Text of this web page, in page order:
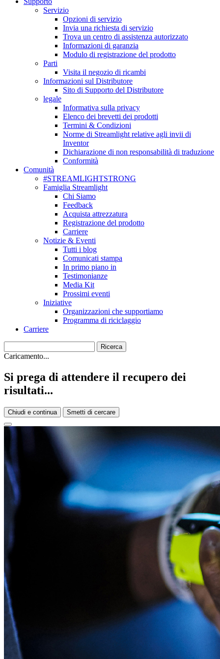
Servizio
Opzioni di servizio
Invia una richiesta di servizio
Trova un centro di assistenza autorizzato
Informazioni di garanzia
Modulo di registrazione del prodotto
Parti
Visita il negozio di ricambi
Informazioni sul Distributore
Sito di Supporto del Distributore
legale
Informativa sulla privacy
Elenco dei brevetti dei prodotti
Termini & Condizioni
Norme di Streamlight relative agli invii di
Inventor
Dichiarazione di non responsabilità di traduzione
Conformità
Comunità
#STREAMLIGHTSTRONG
Famiglia Streamlight
Chi Siamo
Feedback
Acquista attrezzatura
Registrazione del prodotto
Carriere
Notizie & Eventi
Tutti i blog
Comunicati stampa
In primo piano in
Testimonianze
Media Kit
Prossimi eventi
Iniziative
Organizzazioni che supportiamo
Programma di riciclaggio
Carriere
Caricamento...
Si prega di attendere il recupero dei
risultati...
Chiudi e continua Smetti di cercare